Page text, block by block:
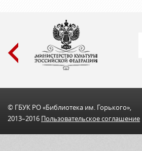
© ГБУК РО «Библиотека им. Горького»,
2013–2016 Пользовательскоe соглашениe